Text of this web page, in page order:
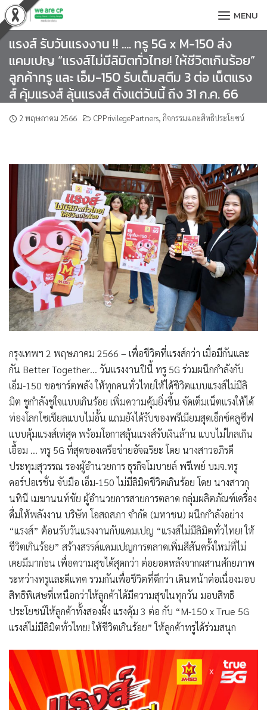
Skip
to
content
MENU
แรงส์ รับวันแรงงาน !! …. ทรู 5G x M-150 ส่ง
แคมเปญ “แรงส์ไม่มีลิมิตทั่วไทย! ให้ชีวิตเกินร้อย”
ลูกค้าทรู และ เอ็ม-150 รับเต็มสตีม 3 ต่อ เน็ตแรง
ส์ คุ้มแรงส์ ลุ้นแรงส์ ตั้งแต่วันนี้ ถึง 31 ก.ค. 66
2 พฤษภาคม 2566 CPPrivilegePartners, กิจกรรมและสิทธิประโยชน์
กรุงเทพฯ 2 พฤษภาคม 2566 – เพื่อชีวิตที่แรงส์กว่า เมื่อมีกันและ
กัน Better Together… วันแรงงานปีนี้ ทรู 5G ร่วมผนึกกำลังกับ
เอ็ม-150 ขอชาร์ตพลัง ให้ทุกคนทั่วไทยให้ได้ชีวิตแบบแรงส์ไม่มีลิ
มิต ชูกำลังชูใจแบบเกินร้อย เพิ่มความคุ้มยิ่งขึ้น จัดเต็มเน็ตแรงให้ได้
ท่องโลกโซเชียลแบบไม่อั้น แถมยังได้รับของพรีเมียมสุดเอ็กซ์คลูซีฟ
แบบคุ้มแรงส์เท่สุด พร้อมโอกาสลุ้นแรงส์รับเงินล้าน แบบไม่ไกลเกิน
เอื้อม … ทรู 5G ที่สุดของเครือข่ายอัจฉริยะ โดย นางสาวอภิรดี
ประทุมสุวรรณ รองผู้อำนวยการ ธุรกิจโมบายล์ พรีเพย์ บมจ.ทรู
คอร์ปอเรชั่น จับมือ เอ็ม-150 ไม่มีลิมิตชีวิตเกินร้อย โดย นางสาวกุ
นทินี เมฆานนท์ชัย ผู้อำนวยการสายการตลาด กลุ่มผลิตภัณฑ์เครื่อง
ดื่มให้พลังงาน บริษัท โอสถสภา จํากัด (มหาชน) ผนึกกำลังอย่าง
“แรงส์” ต้อนรับวันแรงงานกับแคมเปญ “แรงส์ไม่มีลิมิตทั่วไทย! ให้
ชีวิตเกินร้อย” สร้างสรรค์แคมเปญการตลาดเพิ่มสีสันครั้งใหม่ที่ไม่
เคยมีมาก่อน เพื่อความสุขได้สุดกว่า ต่อยอดหลังจากผสานศักยภาพ
ระหว่างทรูและดีแทค รวมกันเพื่อชีวิตที่ดีกว่า เดินหน้าต่อเนื่องมอบ
สิทธิพิเศษที่เหนือกว่าให้ลูกค้าได้มีความสุขในทุกวัน มอบสิทธิ
ประโยชน์ให้ลูกค้าทั้งสองฝั่ง แรงคุ้ม 3 ต่อ กับ “M-150 x True 5G
แรงส์ไม่มีลิมิตทั่วไทย! ให้ชีวิตเกินร้อย” ให้ลูกค้าทรูได้ร่วมสนุก